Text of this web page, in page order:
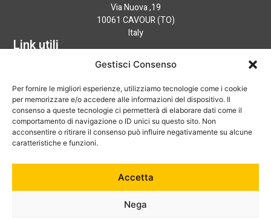
Gestisci Consenso
Per fornire le migliori esperienze, utilizziamo tecnologie come i cookie
per memorizzare e/o accedere alle informazioni del dispositivo. Il
consenso a queste tecnologie ci permetterà di elaborare dati come il
comportamento di navigazione o ID unici su questo sito. Non
acconsentire o ritirare il consenso può influire negativamente su alcune
caratteristiche e funzioni.
Accetta
Nega
Via Nuova ,19
10061 CAVOUR (TO)
Italy
Link utili
Home
Catalogo
Tecnologia
News
Contatti
Hai bisogno di aiuto?
+39 0121 600752
info@australian-srl.com